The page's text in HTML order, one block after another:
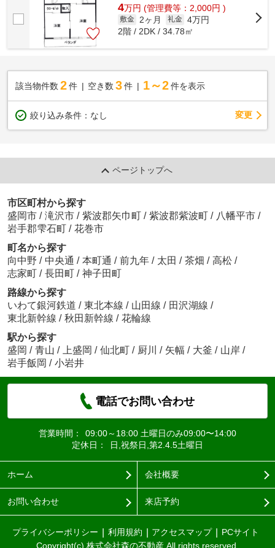
4万円 (管理費等：2,000円 )
敷金 2ヶ月 礼金 4万円
2階 / 2DK / 34.78㎡
該当物件数 2件 空き数 3 件 1～2 件を表示
絞り込み条件： なし 変更
ページトップへ
市区町村から探す
盛岡市 / 滝沢市 / 紫波郡矢巾町 / 紫波郡紫波町 / 八幡平市 /
岩手郡雫石町 / 花巻市
町名から探す
向中野 / 中央通 / 本町通 / 前九年 / 太田 / 茶畑 / 高松 /
志家町 / 長田町 / 神子田町
路線から探す
いわて銀河鉄道 / 東北本線 / 山田線 / 田沢湖線 /
東北新幹線 / 秋田新幹線 / 花輪線
駅から探す
盛岡 / 青山 / 上盛岡 / 仙北町 / 厨川 / 矢幅 / 大釜 / 山岸 /
岩手飯岡 / 小岩井
電話でお問い合わせ
営業時間：
09:00～18:00 土曜日のみ09:00〜14:00
定休日：
日,祝祭日,第2.4.5土曜日
ホーム 会社概要
お問い合わせ 来店予約
プライバシーポリシー 利用規約 アクセスマップ
PCサイト
Copyright(c) 株式会社森の不動産 All rights reserved.